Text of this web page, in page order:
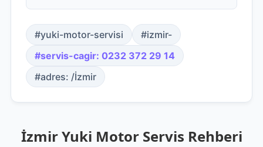
#yuki-motor-servisi
#izmir-
#servis-cagir: 0232 372 29 14
#adres: /İzmir
İzmir Yuki Motor Servis Rehberi